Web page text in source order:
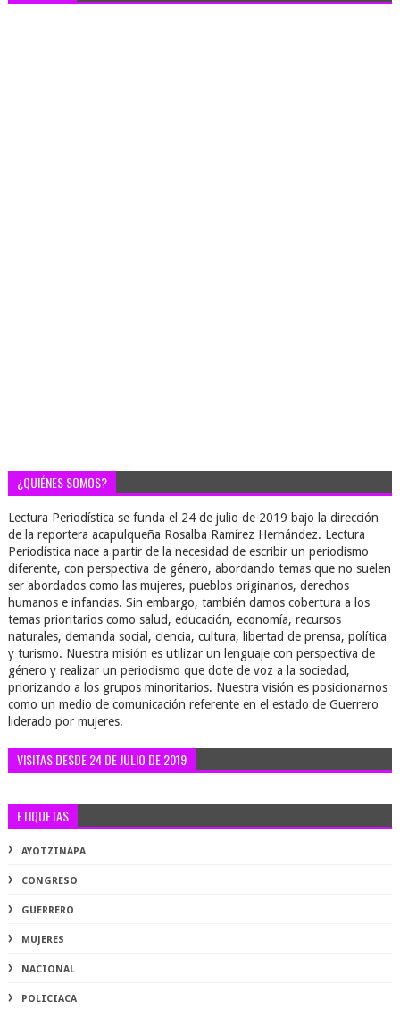
¿QUIÉNES SOMOS?
Lectura Periodística se funda el 24 de julio de 2019 bajo la dirección
de la reportera acapulqueña Rosalba Ramírez Hernández. Lectura
Periodística nace a partir de la necesidad de escribir un periodismo
diferente, con perspectiva de género, abordando temas que no suelen
ser abordados como las mujeres, pueblos originarios, derechos
humanos e infancias. Sin embargo, también damos cobertura a los
temas prioritarios como salud, educación, economía, recursos
naturales, demanda social, ciencia, cultura, libertad de prensa, política
y turismo. Nuestra misión es utilizar un lenguaje con perspectiva de
género y realizar un periodismo que dote de voz a la sociedad,
priorizando a los grupos minoritarios. Nuestra visión es posicionarnos
como un medio de comunicación referente en el estado de Guerrero
liderado por mujeres.
VISITAS DESDE 24 DE JULIO DE 2019
ETIQUETAS
AYOTZINAPA
CONGRESO
GUERRERO
MUJERES
NACIONAL
POLICIACA